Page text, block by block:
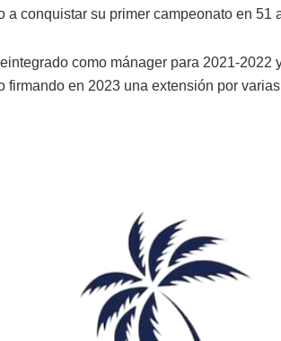
conquistar su primer campeonato en 51
como mánager para 2021-2022
firmando en 2023 una extensión por